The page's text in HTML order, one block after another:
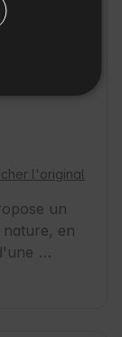
l'original
un
en
journées